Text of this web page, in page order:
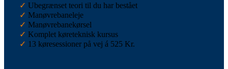
✓ Ubegrænset teori til du har bestået
✓ Manøvrebaneleje
✓ Manøvrebanekørsel
✓ Komplet køreteknisk kursus
✓ 13 køresessioner på vej á 525 Kr.